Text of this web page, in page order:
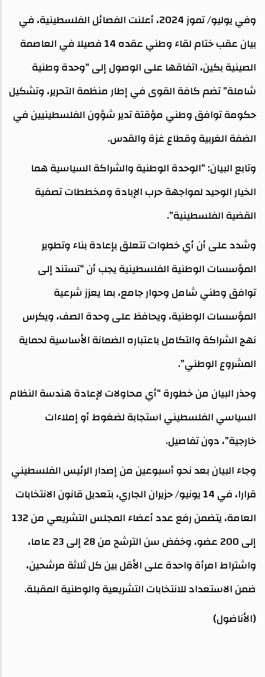
وفي يوليو/ تموز 2024، أعلنت الفصائل الفلسطينية، في
بيان عقب ختام لقاء وطني عقده 14 فصيلا في العاصمة
الصينية بكين، اتفاقها على الوصول إلى “وحدة وطنية
شاملة” تضم كافة القوى في إطار منظمة التحرير، وتشكيل
حكومة توافق وطني مؤقتة تدير شؤون الفلسطينيين في
الضفة الغربية وقطاع غزة والقدس.
وتابع البيان: “الوحدة الوطنية والشراكة السياسية هما
الخيار الوحيد لمواجهة حرب الإبادة ومخططات تصفية
القضية الفلسطينية”.
وشدد على أن أي خطوات تتعلق بإعادة بناء وتطوير
المؤسسات الوطنية الفلسطينية يجب أن “تستند إلى
توافق وطني شامل وحوار جامع، بما يعزز شرعية
المؤسسات الوطنية، ويحافظ على وحدة الصف، ويكرس
نهج الشراكة والتكامل باعتباره الضمانة الأساسية لحماية
المشروع الوطني”.
وحذر البيان من خطورة “أي محاولات لإعادة هندسة النظام
السياسي الفلسطيني استجابة لضغوط أو إملاءات
خارجية”، دون تفاصيل.
وجاء البيان بعد نحو أسبوعين من إصدار الرئيس الفلسطيني
قرارا، في 14 يونيو/ حزيران الجاري، بتعديل قانون الانتخابات
العامة، يتضمن رفع عدد أعضاء المجلس التشريعي من 132
إلى 200 عضو، وخفض سن الترشح من 28 إلى 23 عاما،
واشتراط امرأة واحدة على الأقل بين كل ثلاثة مرشحين،
ضمن الاستعداد للانتخابات التشريعية والوطنية المقبلة.
(الأناضول)